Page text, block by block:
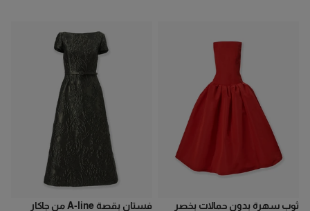
ثوب سهرة بدون حمالات بخصر
فستان بقصة A-line من جاكار